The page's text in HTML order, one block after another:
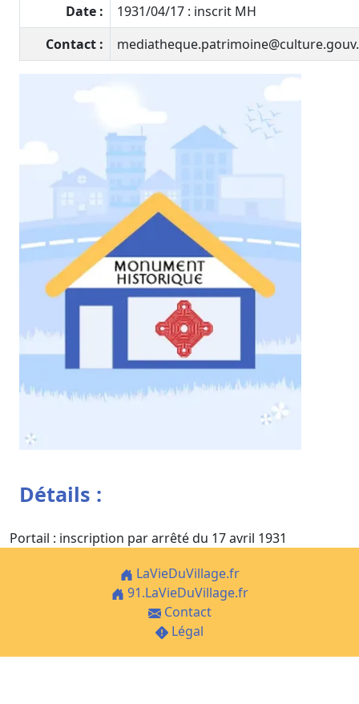
Date :
1931/04/17 : inscrit MH
Contact :
Détails :
Portail : inscription par arrêté du 17 avril 1931
LaVieDuVillage.fr
91.LaVieDuVillage.fr
Contact
Légal